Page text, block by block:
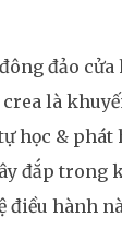
đảo
crea là
học & phát
đắp trong
điều hành